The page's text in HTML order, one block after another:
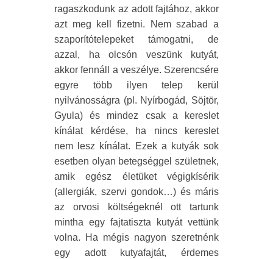
ragaszkodunk az adott fajtához, akkor
azt meg kell fizetni. Nem szabad a
szaporítótelepeket támogatni, de
azzal, ha olcsón veszünk kutyát,
akkor fennáll a veszélye. Szerencsére
egyre több ilyen telep kerül
nyilvánosságra (pl. Nyírbogád, Söjtör,
Gyula) és mindez csak a kereslet
kínálat kérdése, ha nincs kereslet
nem lesz kínálat. Ezek a kutyák sok
esetben olyan betegséggel születnek,
amik egész életüket végigkísérik
(allergiák, szervi gondok…) és máris
az orvosi költségeknél ott tartunk
mintha egy fajtatiszta kutyát vettünk
volna. Ha mégis nagyon szeretnénk
egy adott kutyafajtát, érdemes